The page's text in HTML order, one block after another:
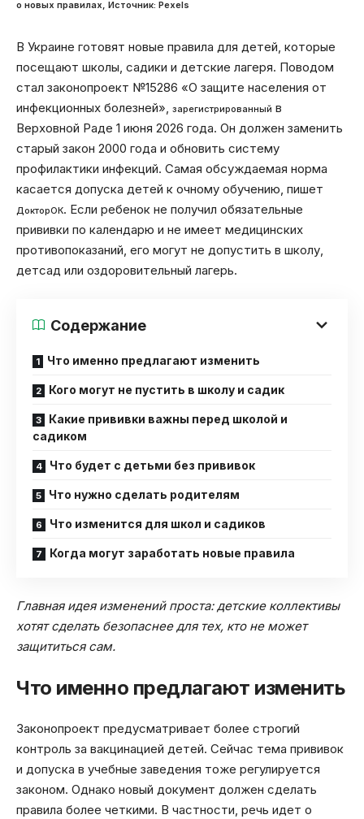
о новых правилах, Источник: Pexels
В Украине готовят новые правила для детей, которые
посещают школы, садики и детские лагеря. Поводом
стал законопроект №15286 «О защите населения от
инфекционных болезней», зарегистрированный в
Верховной Раде 1 июня 2026 года. Он должен заменить
старый закон 2000 года и обновить систему
профилактики инфекций. Самая обсуждаемая норма
касается допуска детей к очному обучению, пишет
ДокторОК. Если ребенок не получил обязательные
прививки по календарю и не имеет медицинских
противопоказаний, его могут не допустить в школу,
детсад или оздоровительный лагерь.
Содержание
Что именно предлагают изменить
Кого могут не пустить в школу и садик
Какие прививки важны перед школой и
садиком
Что будет с детьми без прививок
Что нужно сделать родителям
Что изменится для школ и садиков
Когда могут заработать новые правила
Главная идея изменений проста: детские коллективы
хотят сделать безопаснее для тех, кто не может
защититься сам.
Что именно предлагают изменить
Законопроект предусматривает более строгий
контроль за вакцинацией детей. Сейчас тема прививок
и допуска в учебные заведения тоже регулируется
законом. Однако новый документ должен сделать
правила более четкими. В частности, речь идет о